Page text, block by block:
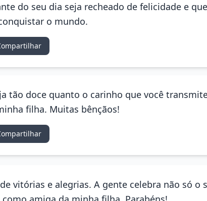
do seu dia seja recheado de felicidade e
o mundo.
tão doce quanto o carinho que você
filha. Muitas bênçãos!
vitórias e alegrias. A gente celebra não só o